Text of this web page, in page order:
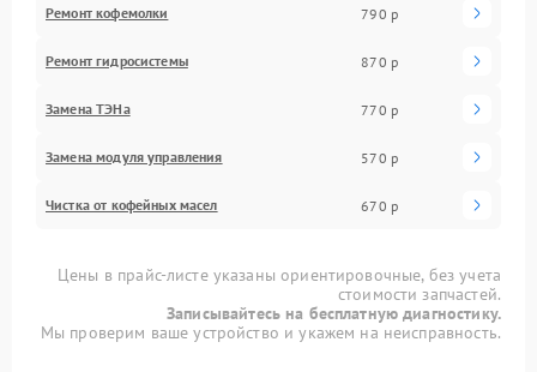
Ремонт кофемолки 790 р
Ремонт гидросистемы 870 р
Замена ТЭНа 770 р
Замена модуля управления 570 р
Чистка от кофейных масел 670 р
Цены в прайс-листе указаны ориентировочные, без учета
стоимости запчастей.
Записывайтесь на бесплатную диагностику.
Мы проверим ваше устройство и укажем на неисправность.